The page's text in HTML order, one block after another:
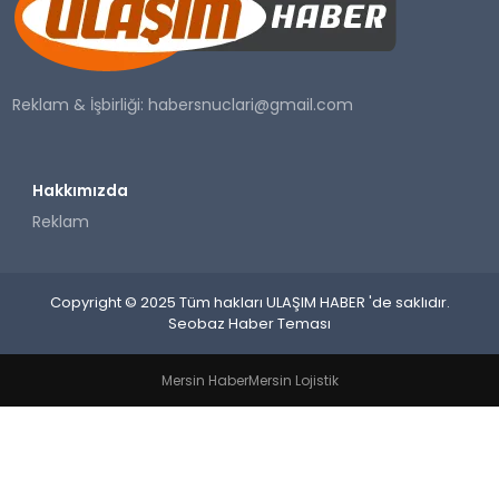
SAĞLIK
YAŞAM
Reklam & İşbirliği:habersnuclari@gmail.com
Hakkımızda
Reklam
Copyright © 2025 Tüm hakları ULAŞIM HABER 'de saklıdır.
Seobaz Haber Teması
Mersin HaberMersin Lojistik